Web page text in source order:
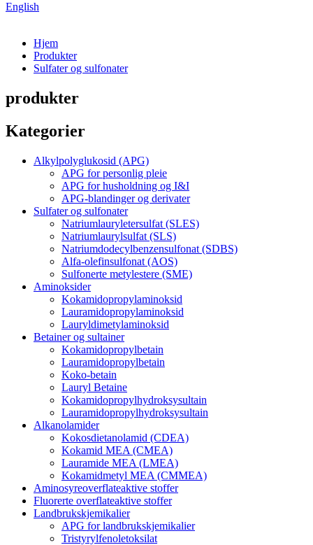
English
Hjem
Produkter
Sulfater og sulfonater
produkter
Kategorier
Alkylpolyglukosid (APG)
APG for personlig pleie
APG for husholdning og I&I
APG-blandinger og derivater
Sulfater og sulfonater
Natriumlauryletersulfat (SLES)
Natriumlaurylsulfat (SLS)
Natriumdodecylbenzensulfonat (SDBS)
Alfa-olefinsulfonat (AOS)
Sulfonerte metylestere (SME)
Aminoksider
Kokamidopropylaminoksid
Lauramidopropylaminoksid
Lauryldimetylaminoksid
Betainer og sultainer
Kokamidopropylbetain
Lauramidopropylbetain
Koko-betain
Lauryl Betaine
Kokamidopropylhydroksysultain
Lauramidopropylhydroksysultain
Alkanolamider
Kokosdietanolamid (CDEA)
Kokamid MEA (CMEA)
Lauramide MEA (LMEA)
Kokamidmetyl MEA (CMMEA)
Aminosyreoverflateaktive stoffer
Fluorerte overflateaktive stoffer
Landbrukskjemikalier
APG for landbrukskjemikalier
Tristyrylfenoletoksilat